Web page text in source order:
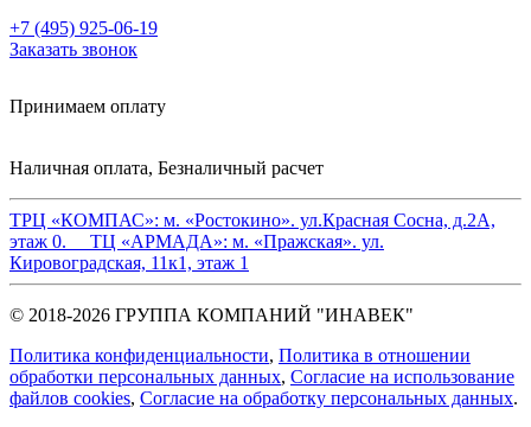
+7 (495) 925-06-19
Заказать звонок
Принимаем оплату
Наличная оплата, Безналичный расчет
ТРЦ «КОМПАС»: м. «Ростокино». ул.Красная Сосна, д.2А,
этаж 0. ТЦ «АРМАДА»: м. «Пражская». ул.
Кировоградская, 11к1, этаж 1
© 2018-2026 ГРУППА КОМПАНИЙ "ИНАВЕК"
Политика конфиденциальности, Политика в отношении
обработки персональных данных, Cогласие на использование
файлов cookies, Согласие на обработку персональных данных.